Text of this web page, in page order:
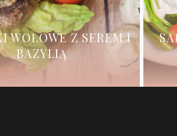
WOŁOWE Z SEREM I
BAZYLIĄ